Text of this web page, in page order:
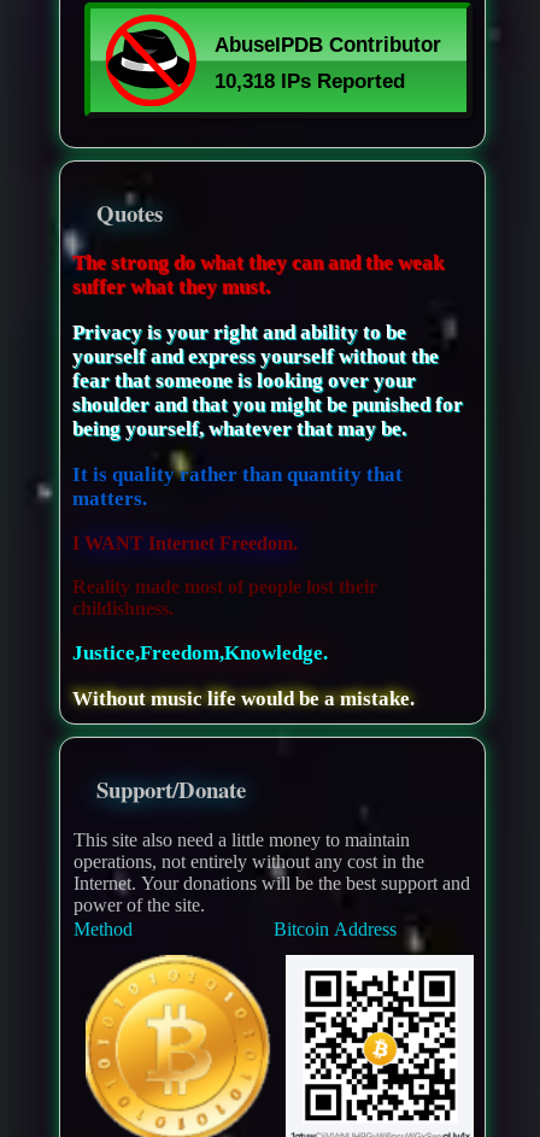
Quotes
The strong do what they can and the weak
suffer what they must.
Privacy is your right and ability to be
yourself and express yourself without the
fear that someone is looking over your
shoulder and that you might be punished for
being yourself, whatever that may be.
It is quality rather than quantity that
matters.
I WANT Internet Freedom.
Reality made most of people lost their
childishness.
Justice,Freedom,Knowledge.
Without music life would be a mistake.
Support/Donate
This site also need a little money to maintain
operations, not entirely without any cost in the
Internet. Your donations will be the best support and
power of the site.
Method
Bitcoin Address